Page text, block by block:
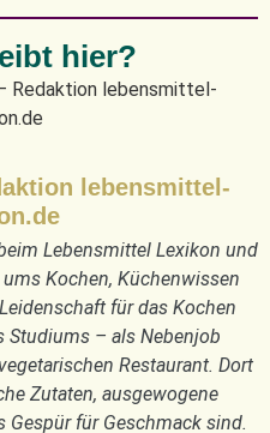
hier?
lebensmittel-
Lebensmittel Lexikon und
Kochen, Küchenwissen
für das Kochen
Studiums – als Nebenjob
Restaurant. Dort
Zutaten, ausgewogene
für Geschmack sind.